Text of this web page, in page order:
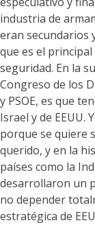
industria de
eran secundarios
que es el
seguridad. En la
Congreso de los
y PSOE, es que
Israel y de EEUU.
porque se quiere
querido, y en la
países como la
desarrollaron un
no depender
estratégica de